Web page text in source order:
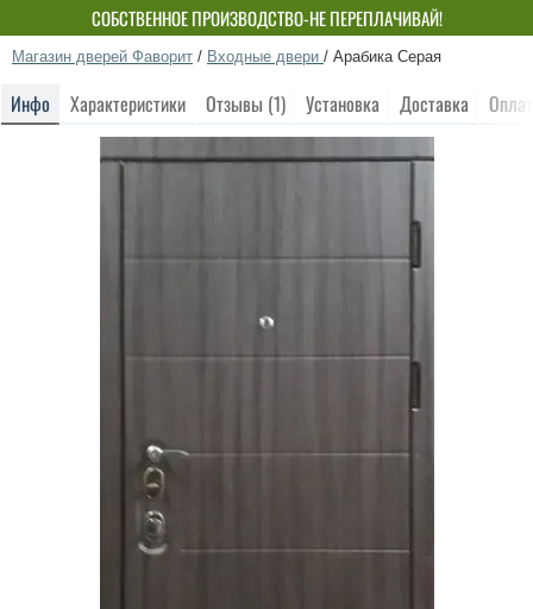
СОБСТВЕННОЕ ПРОИЗВОДСТВО-НЕ ПЕРЕПЛАЧИВАЙ!
Магазин дверей Фаворит / Входные двери / Арабика Серая
Инфо Характеристики Отзывы (1) Установка Доставка